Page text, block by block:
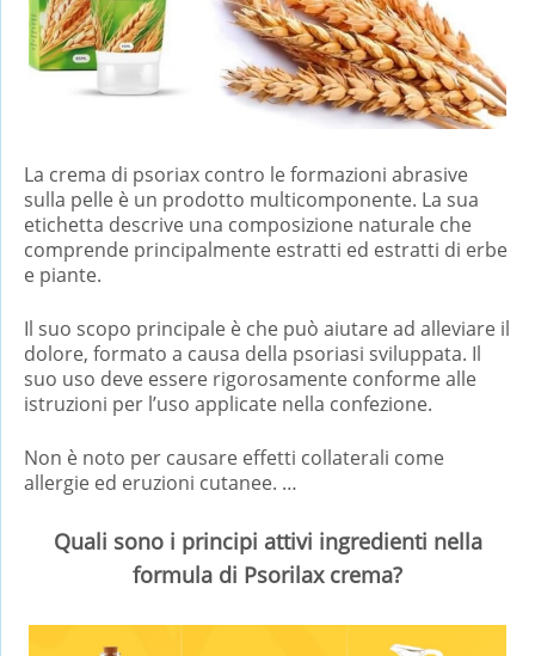
La crema di psoriax contro le formazioni abrasive
sulla pelle è un prodotto multicomponente. La sua
etichetta descrive una composizione naturale che
comprende principalmente estratti ed estratti di erbe
e piante.
Il suo scopo principale è che può aiutare ad alleviare il
dolore, formato a causa della psoriasi sviluppata. Il
suo uso deve essere rigorosamente conforme alle
istruzioni per l’uso applicate nella confezione.
Non è noto per causare effetti collaterali come
allergie ed eruzioni cutanee. …
Quali sono i principi attivi ingredienti nella
formula di Psorilax crema?